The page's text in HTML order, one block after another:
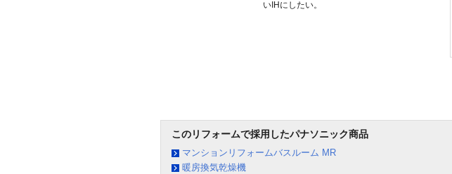
いIHにしたい。
このリフォームで採用したパナソニック商品
マンションリフォームバスルーム MR
暖房換気乾燥機